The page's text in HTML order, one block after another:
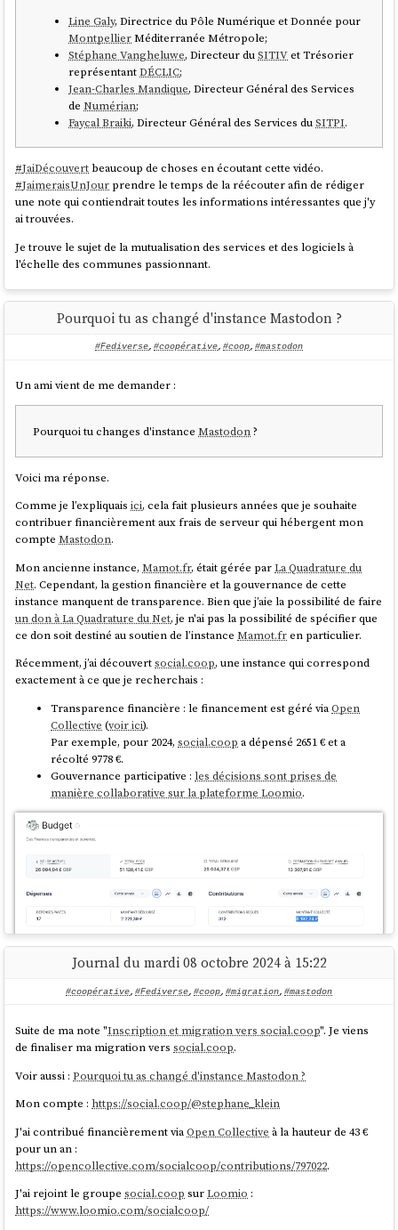
différents registres (AFNIC,DotCoop, ICANN...).
Les échanges par e-mail avecArthur Vuillardont été à la fois rapide et
D'après la vidéo "Les noms de domaine pour se réapproprier
", en juin 2024,LeBureau.coop
déclarait avoir 300 clients, 60
sociétaires et 65 000 € de financement.
Certaines personnes vont me poser les questions suivantes « Pourquoi
tu te compliques la vie avecLeBureau.coop? Pourquoi ne pas acheter
simplement tes domaines directement chez
Ma réponse est la suivante. Depuis quelques années maintenant, je
souhaite expérimenter d'autres modèles que le modèle
la merdification des choses", comme ce fut, par exemple, le cas avec
L'été dernier, j'ai testésocial.coopet à présent, c'est au tour de
Cette expérience sera peut-être un échec, mais pour le moment, je
n'en sais rien. Je souhaite lui donner sa chance et continuer à explorer
d'autres projets de
coopératives
Line Galy, Directrice du Pôle Numérique et Donnée pour
MontpellierMéditerranée Métropole;
Stéphane Vangheluwe, Directeur duSITIVet Trésorier
représentantDÉCLIC;
Jean-Charles Mandique, Directeur Général des Services
deNumérian;
Faycal Braiki, Directeur Général des Services duSITPI.
#JaiDécouvertbeaucoup de choses en écoutant cette vidéo.
#JaimeraisUnJour prendre le temps de la réécouter afin de rédiger
une note qui contiendrait toutes les informations intéressantes que j'y
ai trouvées.
Je trouve le sujet de la mutualisation des services et des logiciels à
l'échelle des communes passionnant.
Pourquoi tu as changé d'instance Mastodon ?
#Fediverse, #coopérative, #coop, #mastodon
Un ami vient de me demander :
Pourquoi tu changes d'instanceMastodon?
Voici ma réponse.
Comme je l’expliquaisici, cela fait plusieurs années que je souhaite
contribuer financièrement aux frais de serveur qui hébergent mon
compteMastodon.
Mon ancienne instance,Mamot.fr, était gérée parLa Quadrature du
Net. Cependant, la gestion financière et la gouvernance de cette
instance manquent de transparence. Bien que j’aie la possibilité de faire
un don à La Quadrature du Net, je n'ai pas la possibilité de spécifier que
ce don soit destiné au soutien de l’instanceMamot.fren particulier.
Récemment, j’ai découvertsocial.coop, une instance qui correspond
exactement à ce que je recherchais :
Transparence financière : le financement est géré viaOpen
Collective (voir ici).
Par exemple, pour 2024,social.coop a dépensé 2651 € et a
récolté 9778 €.
Gouvernance participative : les décisions sont prises de
manière collaborative sur la plateforme Loomio.
Cette transparence et cette approche coopérative correspondent
mieux à mes valeurs et à ma volonté de soutenir activement une
Journal du mardi 08 octobre 2024 à 15:22
#coopérative, #Fediverse, #coop, #migration, #mastodon
Suite de ma note "Inscription et migration vers social.coop". Je viens
de finaliser ma migration verssocial.coop.
Voir aussi :Pourquoi tu as changé d'instance Mastodon ?
Mon compte : https://social.coop/@stephane_klein
J'ai contribué financièrement viaOpen Collective à la hauteur de 43 €
pour un an :
https://opencollective.com/socialcoop/contributions/797022.
J'ai rejoint le groupesocial.coopsurLoomio :
https://www.loomio.com/socialcoop/